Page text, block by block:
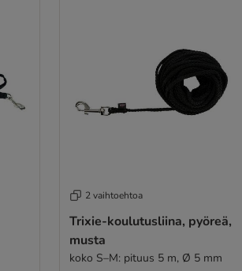
2 vaihtoehtoa
Trixie-koulutusliina, pyöreä,
musta
koko S–M: pituus 5 m, Ø 5 mm